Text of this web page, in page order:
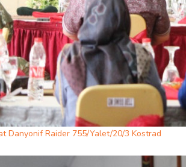
Danyonif Raider 755/Yalet/20/3 Kostrad